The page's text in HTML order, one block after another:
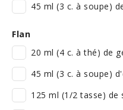
45 ml (3 c. à soupe)
Flan
20 ml (4 c. à thé) de
45 ml (3 c. à soupe)
125 ml (1/2 tasse) de